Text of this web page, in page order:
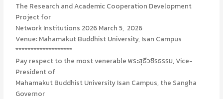
The Research and Academic Cooperation Development
Project for
Network Institutions 2026 March 5, 2026
Venue: Mahamakut Buddhist University, Isan Campus
*******************
Pay respect to the most venerable พระสุธีวชิรธรรม, Vice-
President of
Mahamakut Buddhist University Isan Campus, the Sangha
Governor
ศิ
เ
า
พุ
ย์
ก่
า